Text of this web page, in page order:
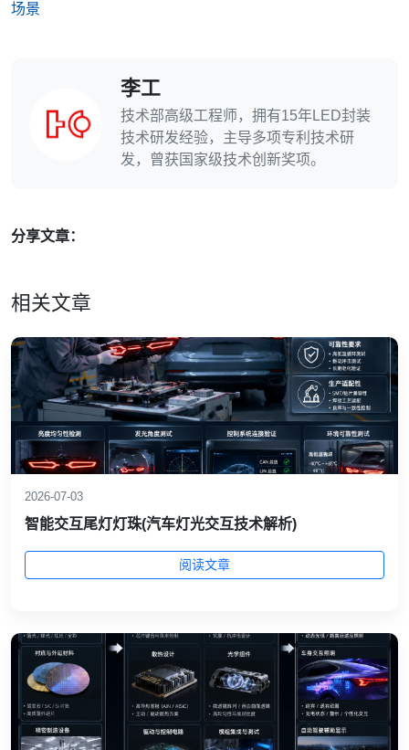
场景
李工
技术部高级工程师，拥有15年LED封装
技术研发经验，主导多项专利技术研
发，曾获国家级技术创新奖项。
分享文章：
相关文章
2026-07-03
智能交互尾灯灯珠(汽车灯光交互技术解析)
阅读文章